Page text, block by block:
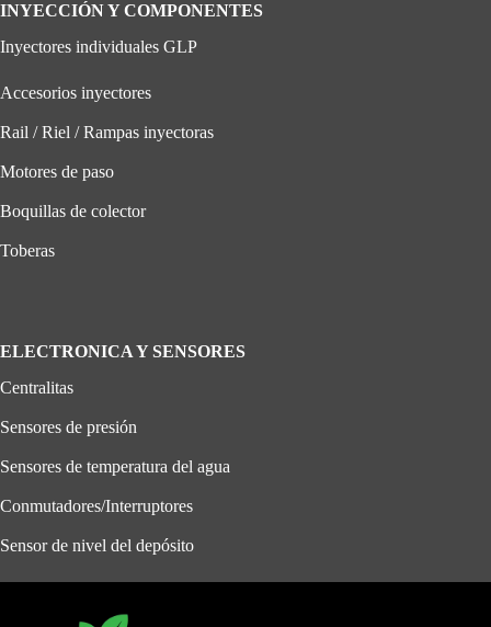
INYECCIÓN Y COMPONENTES
Inyectores individuales GLP
Accesorios inyectores
Rail / Riel / Rampas inyectoras
Motores de paso
Boquillas de colector
Toberas
ELECTRONICA Y SENSORES
Centralitas
Sensores de presión
Sensores de temperatura del agua
Conmutadores/Interruptores
Sensor de nivel del depósito